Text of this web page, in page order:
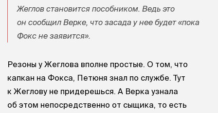
Жеглов становится пособником. Ведь это
он сообщил Верке, что засада у нее будет «пока
Фокс не заявится».
Резоны у Жеглова вполне простые. О том, что
капкан на Фокса, Петюня знал по службе. Тут
к Жеглову не придерешься. А Верка узнала
об этом непосредственно от сыщика, то есть